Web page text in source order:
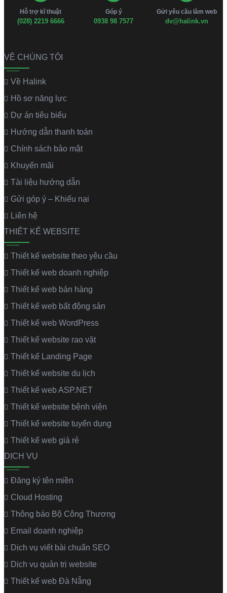
Hỗ trợ kĩ thuật
(028) 2219 6666
Góp ý
0938 98 7577
Gửi yêu cầu làm web
dv@halink.vn
VỀ CHÚNG TÔI
Về Halink
Hồ sơ năng lực
Dự án tiêu biểu
Hướng dẫn thanh toán
Chính sách bảo mật
Khuyến mãi
Tài liệu hướng dẫn
Gửi góp ý – Khiếu nại
Liên hệ
THIẾT KẾ WEBSITE
Thiết kế website theo yêu cầu
Thiết kế web doanh nghiệp
Thiết kế web bán hàng
Thiết kế web bất động sản
Thiết kế web WordPress
Thiết kế website rao vặt
Thiết kế Landing Page
Thiết kế website du lịch
Thiết kế web ASP.NET
Thiết kế website bệnh viện
Thiết kế website tuyển dụng
Thiết kế web giá rẻ
DỊCH VỤ
Đăng ký tên miền
Cloud Hosting
Thông báo Bộ Công Thương
Email doanh nghiệp
Dịch vụ viết bài chuẩn SEO
Dịch vụ quản trị website
Thiết kế web Đà Nẵng